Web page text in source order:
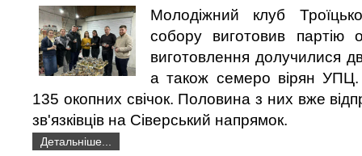
Молодіжний клуб
собору виготовив партію
виготовлення долучилися
а також семеро вірян УПЦ.
135 окопних свічок. Половина з них вже
зв'язківців на Сіверський напрямок.
Детальніше...